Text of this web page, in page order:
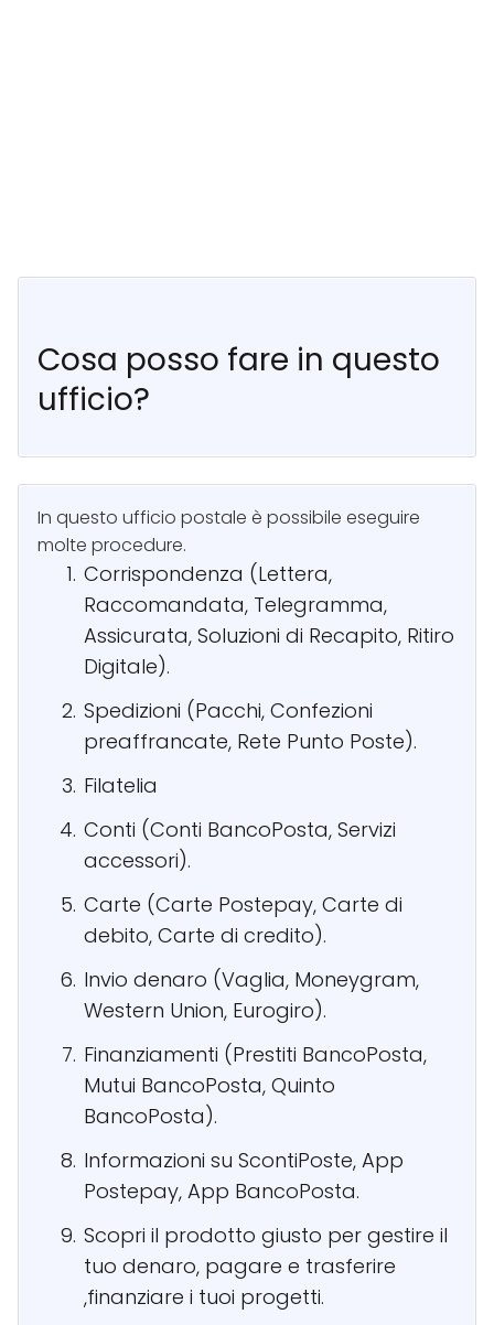
Cosa posso fare in questo
ufficio?
In questo ufficio postale è possibile eseguire
molte procedure.
Corrispondenza (Lettera,
Raccomandata, Telegramma,
Assicurata, Soluzioni di Recapito, Ritiro
Digitale).
Spedizioni (Pacchi, Confezioni
preaffrancate, Rete Punto Poste).
Filatelia
Conti (Conti BancoPosta, Servizi
accessori).
Carte (Carte Postepay, Carte di
debito, Carte di credito).
Invio denaro (Vaglia, Moneygram,
Western Union, Eurogiro).
Finanziamenti (Prestiti BancoPosta,
Mutui BancoPosta, Quinto
BancoPosta).
Informazioni su ScontiPoste, App
Postepay, App BancoPosta.
Scopri il prodotto giusto per gestire il
tuo denaro, pagare e trasferire
,finanziare i tuoi progetti.